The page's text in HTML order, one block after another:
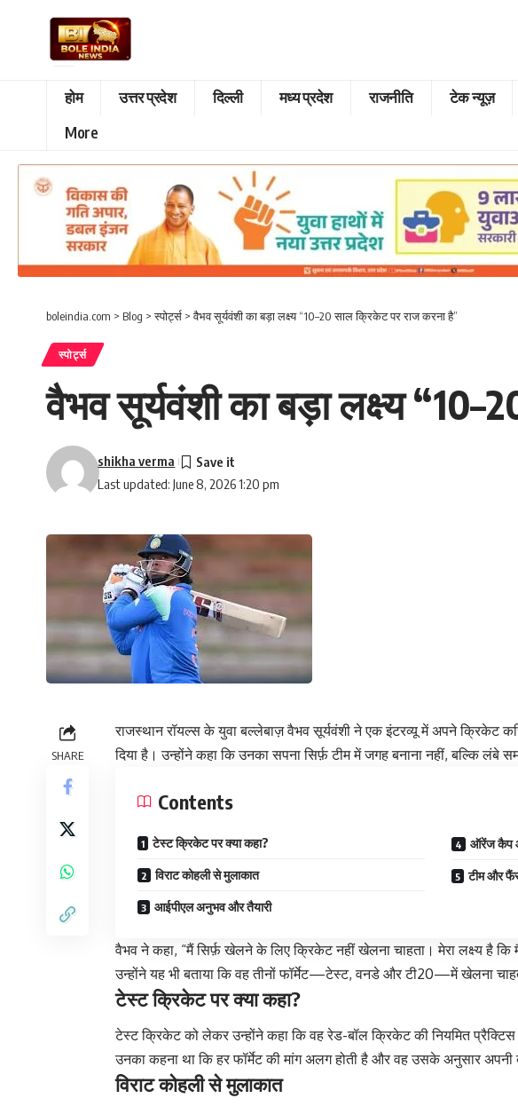
होम उत्तर प्रदेश दिल्ली मध्य प्रदेश राजनीति टेक न्यूज़
More
boleindia.com > Blog >स्पोर्ट्स >वैभव सूर्यवंशी का बड़ा लक्ष्य “10–20 साल क्रिकेट पर राज करना है”
स्पोर्ट्स
वैभव सूर्यवंशी का बड़ा लक्ष्य
Last updated: June 8, 2026 1:20 pm
shikha verma
SHARE
राजस्थान रॉयल्स के युवा बल्लेबाज़ वैभव सूर्यवंशी ने एक इंटरव्यू में अपने क्रिकेट
दिया है। उन्होंने कहा कि उनका सपना सिर्फ़ टीम में जगह बनाना नहीं, बल्कि लंबे
Contents
टेस्ट क्रिकेट पर क्या कहा?
विराट कोहली से मुलाकात
आईपीएल अनुभव और तैयारी
ऑरेंज कैप
टीम और
वैभव ने कहा, “मैं सिर्फ़ खेलने के लिए क्रिकेट नहीं खेलना चाहता। मेरा लक्ष्य है
उन्होंने यह भी बताया कि वह तीनों फॉर्मेट—टेस्ट, वनडे और टी20—में खेलना
टेस्ट क्रिकेट पर क्या कहा?
टेस्ट क्रिकेट को लेकर उन्होंने कहा कि वह रेड-बॉल क्रिकेट की नियमित
उनका कहना था कि हर फॉर्मेट की मांग अलग होती है और वह उसके अनुसार अपनी
विराट कोहली से मुलाकात